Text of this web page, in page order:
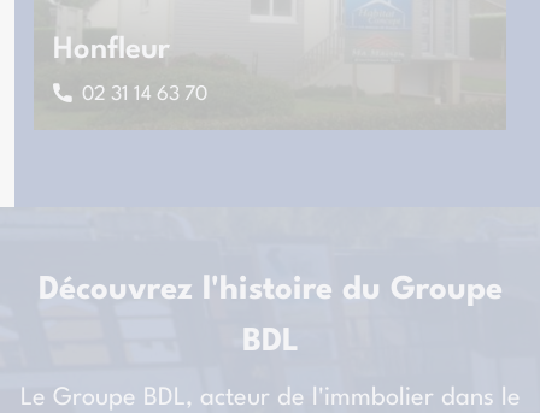
Honfleur
02 31 14 63 70
Découvrez l'histoire du Groupe
BDL
Le Groupe BDL, acteur de l'immbolier dans le